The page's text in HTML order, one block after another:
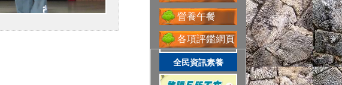
營養午餐
各項評鑑網頁
省水好習慣
全民資訊素養